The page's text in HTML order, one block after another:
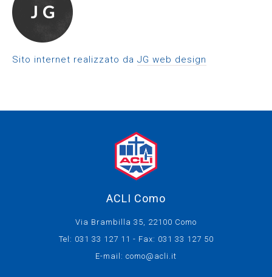
Sito internet realizzato da JG web design
ACLI Como
Via Brambilla 35, 22100 Como
Tel: 031 33 127 11 - Fax: 031 33 127 50
E-mail: como@acli.it